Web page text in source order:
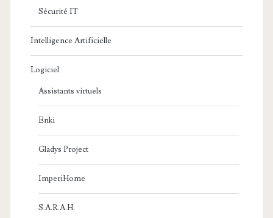
Sécurité IT
Intelligence Artificielle
Logiciel
Assistants virtuels
Enki
Gladys Project
ImperiHome
S.A.R.A.H.